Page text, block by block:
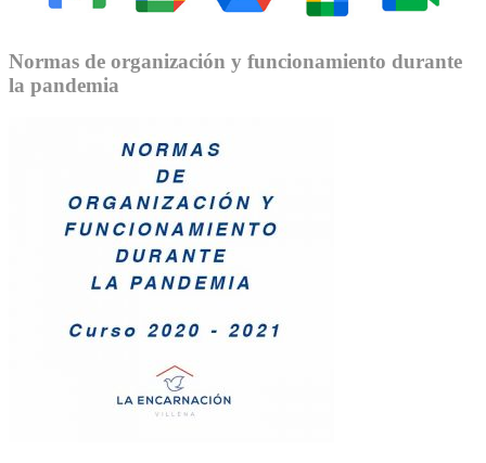
Normas de organización y funcionamiento durante
la pandemia